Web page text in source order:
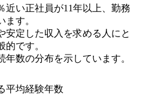
近い正社員が11年以上、勤務
ます。
安定した収入を求める人にと
的です。
年数の分布を示しています。